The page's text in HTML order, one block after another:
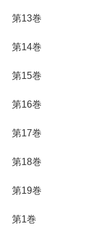
第13巻
第14巻
第15巻
第16巻
第17巻
第18巻
第19巻
第1巻